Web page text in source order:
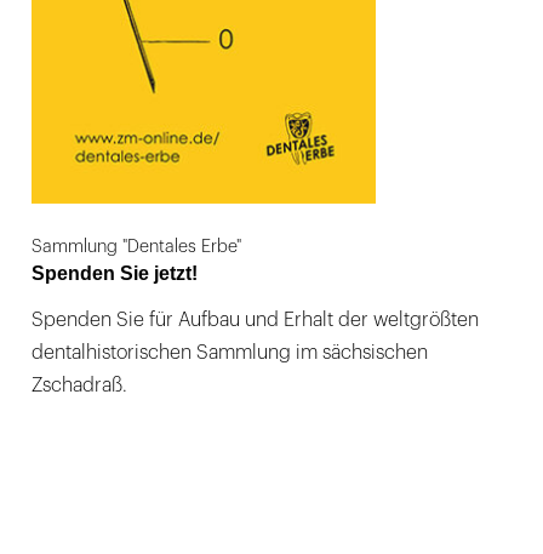
Sammlung "Dentales Erbe"
Spenden Sie jetzt!
Spenden Sie für Aufbau und Erhalt der weltgrößten
dentalhistorischen Sammlung im sächsischen
Zschadraß.